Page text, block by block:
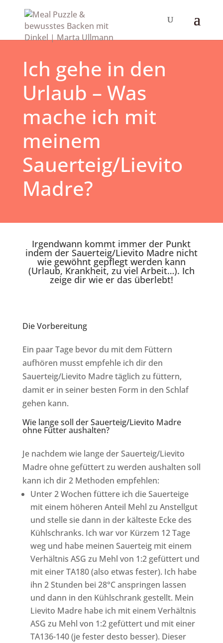
Ich gehe in den
Urlaub – Was
mache ich mit
meinem
Sauerteig/Lievito
Madre?
Irgendwann kommt immer der Punkt
indem der Sauerteig/Lievito Madre nicht
wie gewöhnt gepflegt werden kann
(Urlaub, Krankheit, zu viel Arbeit…). Ich
zeige dir wie er das überlebt!
Die Vorbereitung
Ein paar Tage bevor du mit dem Füttern
aufhören musst empfehle ich dir den
Sauerteig/Lievito Madre täglich zu füttern,
damit er in seiner besten Form in den Schlaf
gehen kann.
Wie lange soll der Sauerteig/Lievito Madre
ohne Fütter aushalten?
Je nachdem wie lange der Sauerteig/Lievito
Madre ohne gefüttert zu werden aushalten soll
kann ich dir 2 Methoden empfehlen:
Unter 2 Wochen füttere ich die Sauerteige
mit einem höheren Anteil Mehl zu Anstellgut
und stelle sie dann in der kälteste Ecke des
Kühlschranks. Ich war vor Kürzem 12 Tage
weg und habe meinen Sauerteig mit einem
Verhältnis ASG zu Mehl von 1:2 gefüttert und
mit einer TA180 (also etwas fester). Ich habe
ihn 2 Stunden bei 28°C anspringen lassen
und dann in den Kühlschrank gestellt. Mein
Lievito Madre habe ich mit einem Verhältnis
ASG zu Mehl von 1:2 gefüttert und mit einer
TA136-140 (je fester desto besser). Dieser